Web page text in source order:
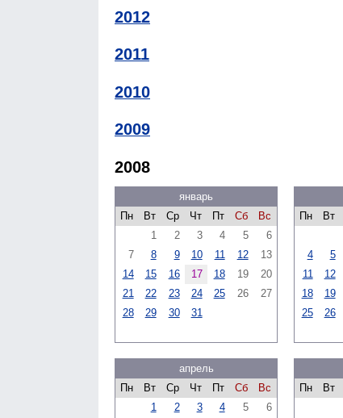
2012
2011
2010
2009
2008
январь
Пн
Вт Ср Чт Пт Сб
Вс
1
2 3 4 5
6
7
8 9 10 11 12
13
14
15 16 17 18 19
20
21
22 23 24 25 26
27
28
29 30 31
Пн
Вт
4
5
11
12
18
19
25
26
апрель
Пн
Вт Ср Чт Пт Сб
Вс
1
2 3 4 5
6
Пн
Вт